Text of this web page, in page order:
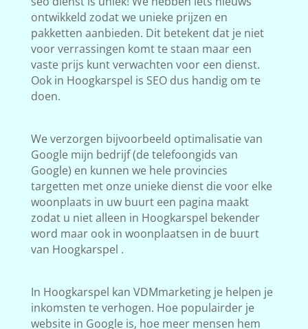
ontwikkeld zodat we unieke prijzen en
pakketten aanbieden. Dit betekent dat je niet
voor verrassingen komt te staan maar een
vaste prijs kunt verwachten voor een dienst.
Ook in Hoogkarspel is SEO dus handig om te
doen.
We verzorgen bijvoorbeeld optimalisatie van
Google mijn bedrijf (de telefoongids van
Google) en kunnen we hele provincies
targetten met onze unieke dienst die voor elke
woonplaats in uw buurt een pagina maakt
zodat u niet alleen in Hoogkarspel bekender
word maar ook in woonplaatsen in de buurt
van Hoogkarspel .
In Hoogkarspel kan VDMmarketing je helpen je
inkomsten te verhogen. Hoe populairder je
website in Google is, hoe meer mensen hem